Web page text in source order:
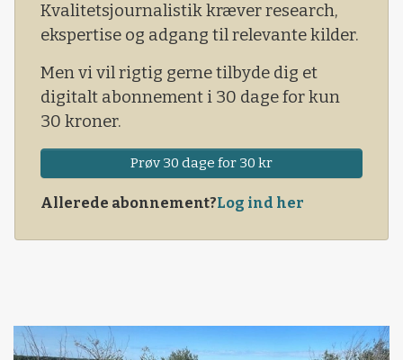
Kvalitetsjournalistik kræver research,
ekspertise og adgang til relevante kilder.
Men vi vil rigtig gerne tilbyde dig et
digitalt abonnement i 30 dage for kun
30 kroner.
Prøv 30 dage for 30 kr
Allerede abonnement?Log ind her